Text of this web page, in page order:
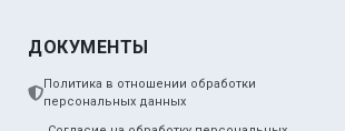
ДОКУМЕНТЫ
Политика в отношении обработки
персональных данных